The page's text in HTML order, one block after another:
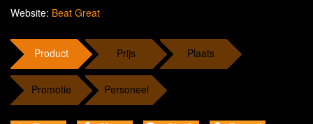
Website: Beat Great
Product Prijs Plaats
Promotie Personeel